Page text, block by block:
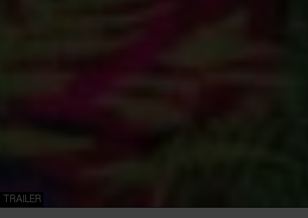
TRAILER